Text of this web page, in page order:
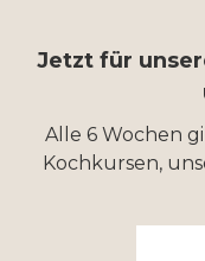
Jetzt für
Alle 6 Wochen
Kochkursen,